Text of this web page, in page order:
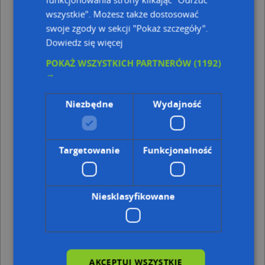
Andrzej Ekielski Zakład Remontowo-Budowlany
Unibud, Wolności 220A, 41-800 Zabrze
Zakład Usług Gazowniczych Zug, ul. Marszałka Józefa
Piłsudskiego 5, 41-800 Zabrze
Adresy w pobliżu
Zabrze, Damrota Konstantego, ks. 31, Ulica (41-800)
Zabrze, Damrota Konstantego, ks. 35, Ulica (41-800)
Zabrze, Czarnieckiego Stefana, hetm. 30, Ulica (41-800)
Zabrze, Czarnieckiego Stefana, hetm. 28, Ulica (41-800)
Zabrze, Damrota Konstantego, ks. 29, Ulica (41-800)
Zabrze, Czarnieckiego Stefana, hetm. 32, Ulica (41-800)
Zabrze, Czarnieckiego Stefana, hetm. 23A, Ulica (41-800)
wszystkie". Możesz także dostosować
swoje zgody w sekcji "Pokaż szczegóły".
Dowiedz się więcej
POKAŻ WSZYSTKICH PARTNERÓW(1192)
→
Niezbędne Wydajność
Targetowanie Funkcjonalność
Niesklasyfikowane
AKCEPTUJ WSZYSTKIE